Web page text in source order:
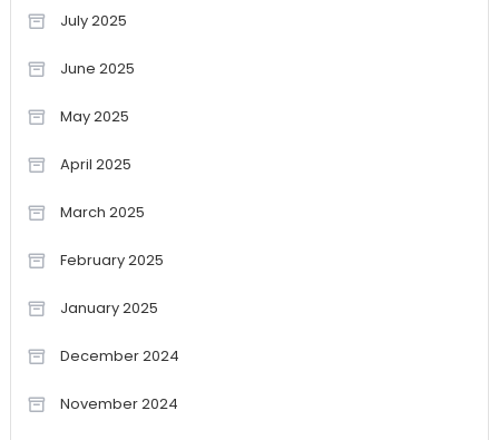
July 2025
June 2025
May 2025
April 2025
March 2025
February 2025
January 2025
December 2024
November 2024